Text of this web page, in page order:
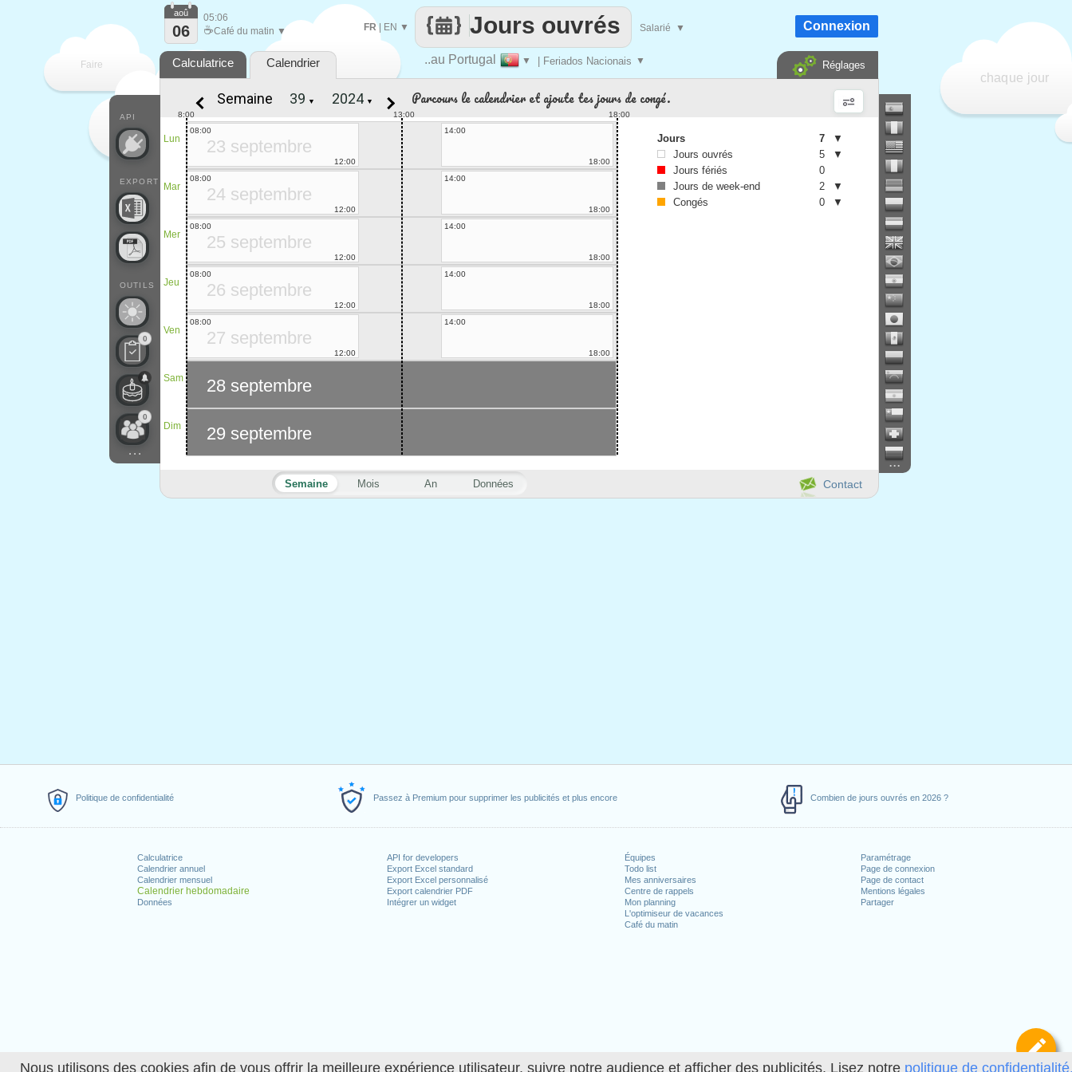
Nous utilisons des cookies afin de vous offrir la meilleure expérience utilisateur, suivre notre audience et afficher des publicités. Lisez notre politique de
Politique de confidentialité Passez à Premium pour supprimer les publicités et plus encore Combien de jours ouvrés en 2026 ?
Calculatrice
Calendrier annuel
Calendrier mensuel
Calendrier hebdomadaire
Données
API for developers
Export Excel standard
Export Excel personnalisé
Export calendrier PDF
Intégrer un widget
Équipes
Todo list
Mes anniversaires
Centre de rappels
Mon planning
L'optimiseur de vacances
Café du matin
Paramétrage
Page de connexion
Page de contact
Mentions légales
Partager
Faire
que
chaque jour
..au Portugal ▼ | Feriados Nacionais ▼
Jours ouvrés
FR| EN ▼ Salarié ▼
API
EXPORT
OUTILS
0
0
...
aoû
06
05:06
☕Café du matin ▼ Connexion
Calculatrice Calendrier Réglages
...
Contact
Semaine Mois An Données
Semaine ▼ ▼ Parcours le calendrier et ajoute tes jours de congé.
Lun
Mar
Mer
Jeu
Ven
Sam
Dim
13:00
8:00 18:00
23 septembre
08:00
12:00
14:00
18:00
24 septembre
08:00
12:00
14:00
18:00
25 septembre
08:00
12:00
14:00
18:00
26 septembre
08:00
12:00
14:00
18:00
27 septembre
08:00
12:00
14:00
18:00
28 septembre
29 septembre
Jours 7
▼
Jours ouvrés
5
▼
Jours fériés
0
Jours de week-end
2
▼
Congés
0 ▼